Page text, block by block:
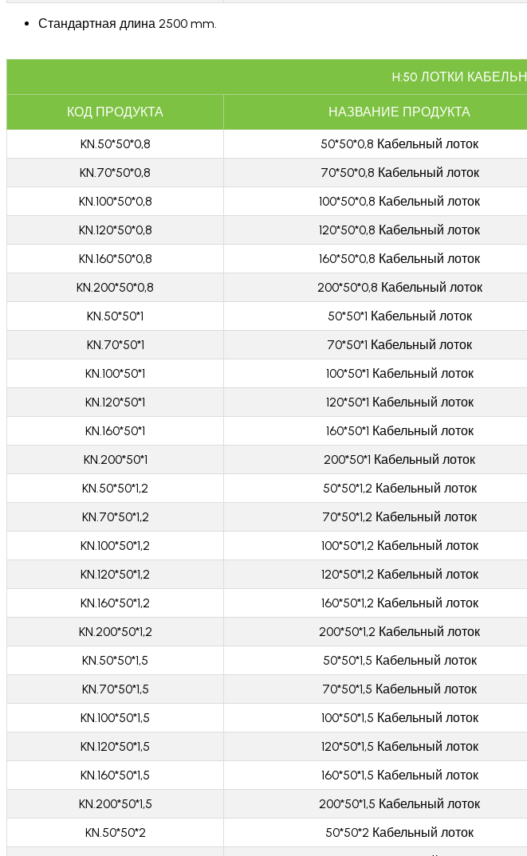
Стандартная длина 2500 mm.
H:50 ЛОТКИ
КОД ПРОДУКТА НАЗВАНИЕ ПРОДУКТА
KN.50*50*0,8 50*50*0,8 Кабельный лоток
KN.70*50*0,8
70*50*0,8 Кабельный лоток
KN.100*50*0,8
100*50*0,8 Кабельный лоток
KN.120*50*0,8
120*50*0,8 Кабельный лоток
KN.160*50*0,8
160*50*0,8 Кабельный лоток
KN.200*50*0,8
200*50*0,8 Кабельный лоток
KN.50*50*1
50*50*1 Кабельный лоток
KN.70*50*1
70*50*1 Кабельный лоток
KN.100*50*1
100*50*1 Кабельный лоток
KN.120*50*1
120*50*1 Кабельный лоток
KN.160*50*1
160*50*1 Кабельный лоток
KN.200*50*1
200*50*1 Кабельный лоток
KN.50*50*1,2
50*50*1,2 Кабельный лоток
KN.70*50*1,2
70*50*1,2 Кабельный лоток
KN.100*50*1,2
100*50*1,2 Кабельный лоток
KN.120*50*1,2
120*50*1,2 Кабельный лоток
KN.160*50*1,2
160*50*1,2 Кабельный лоток
KN.200*50*1,2
200*50*1,2 Кабельный лоток
KN.50*50*1,5
50*50*1,5 Кабельный лоток
KN.70*50*1,5
70*50*1,5 Кабельный лоток
KN.100*50*1,5
100*50*1,5 Кабельный лоток
KN.120*50*1,5
120*50*1,5 Кабельный лоток
KN.160*50*1,5
160*50*1,5 Кабельный лоток
KN.200*50*1,5
200*50*1,5 Кабельный лоток
KN.50*50*2
50*50*2 Кабельный лоток